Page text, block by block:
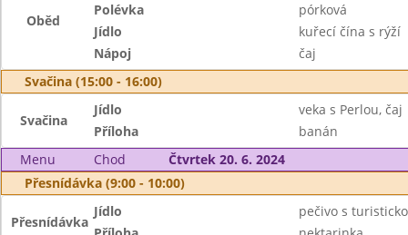
Oběd
Polévka
pórková
Jídlo
kuřecí čína s rýží
Nápoj
čaj
Svačina (15:00 - 16:00)
Svačina
Jídlo
veka s Perlou, čaj
Příloha
banán
Menu
Chod
Čtvrtek 20. 6. 2024
Přesnídávka (9:00 - 10:00)
Přesnídávka
Jídlo
pečivo s